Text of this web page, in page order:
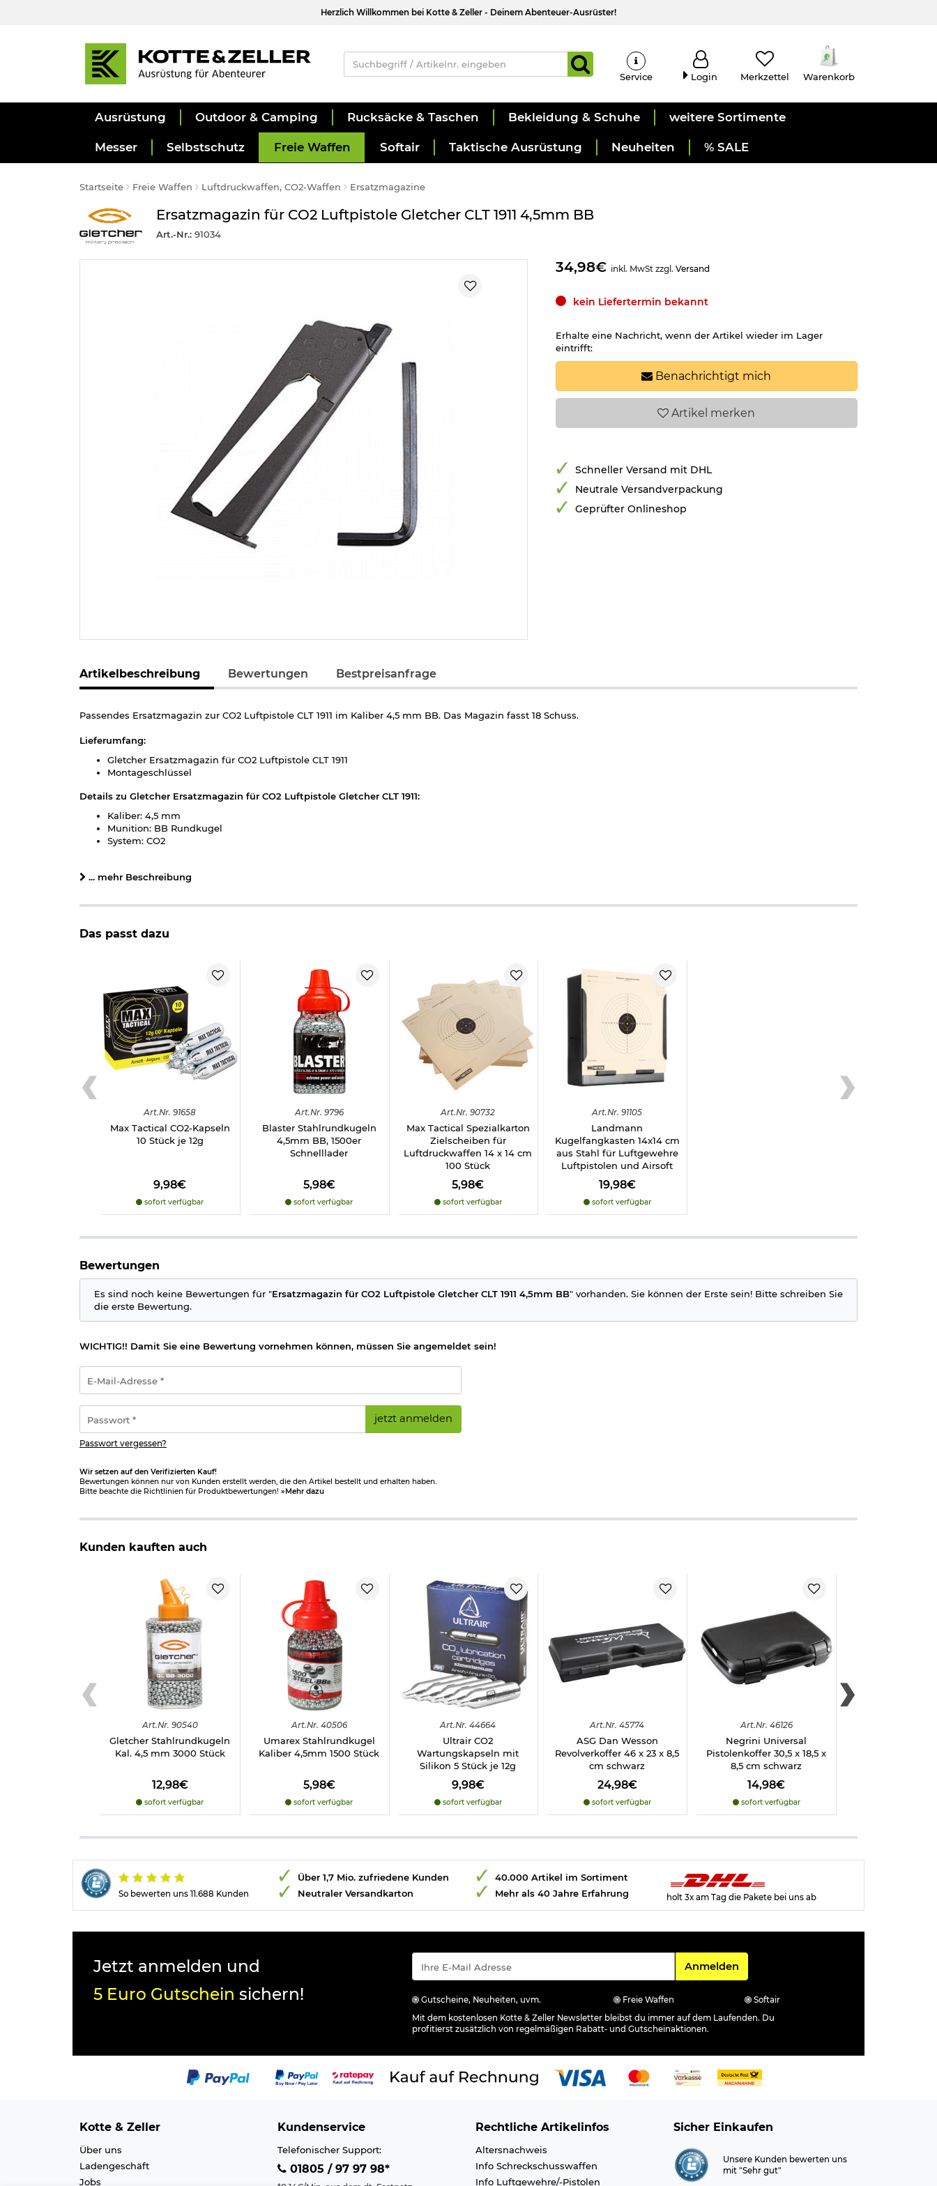
Herzlich Willkommen bei Kotte & Zeller - Deinem Abenteuer-Ausrüster!
Service Login Merkzettel Warenkorb
Ausrüstung Outdoor & Camping Rucksäcke & Taschen Bekleidung & Schuhe weitere Sortimente
Messer Selbstschutz Freie Waffen Softair Taktische Ausrüstung Neuheiten % SALE
Startseite Freie Waffen Luftdruckwaffen, CO2-Waffen Ersatzmagazine
Ersatzmagazin für CO2 Luftpistole Gletcher CLT 1911 4,5mm BB
Art.-Nr.: 91034
34,98€ inkl. MwSt zzgl. Versand
kein Liefertermin bekannt
Erhalte eine Nachricht, wenn der Artikel wieder im Lager
eintrifft:
Benachrichtigt mich
Artikel merken
Schneller Versand mit DHL
Neutrale Versandverpackung
Geprüfter Onlineshop
Artikelbeschreibung Bewertungen Bestpreisanfrage
Passendes Ersatzmagazin zur CO2 Luftpistole CLT 1911 im Kaliber 4,5 mm BB. Das Magazin fasst 18 Schuss.
Lieferumfang:
Gletcher Ersatzmagazin für CO2 Luftpistole CLT 1911
Montageschlüssel
Details zu Gletcher Ersatzmagazin für CO2 Luftpistole Gletcher CLT 1911:
Kaliber: 4,5 mm
Munition: BB Rundkugel
System: CO2
Marke: Gletcher
Verantwortliche Person für die EU
... mehr Beschreibung
Das passt dazu
Art.Nr. 91658
Max Tactical CO2-Kapseln
10 Stück je 12g
9,98€
sofort verfügbar
Art.Nr. 9796
Blaster Stahlrundkugeln
4,5mm BB, 1500er
Schnelllader
5,98€
sofort verfügbar
Art.Nr. 90732
Max Tactical Spezialkarton
Zielscheiben für
Luftdruckwaffen 14 x 14 cm
100 Stück
5,98€
sofort verfügbar
Art.Nr. 91105
Landmann
Kugelfangkasten 14x14 cm
aus Stahl für Luftgewehre
Luftpistolen und Airsoft
19,98€
sofort verfügbar
Bewertungen
Es sind noch keine Bewertungen für "Ersatzmagazin für CO2 Luftpistole Gletcher CLT 1911 4,5mm BB" vorhanden. Sie können der Erste sein! Bitte schreiben Sie
die erste Bewertung.
WICHTIG!! Damit Sie eine Bewertung vornehmen können, müssen Sie angemeldet sein!
Mail-
Adresse
*
jetzt anmelden
Passwort vergessen?
Wir setzen auf den Verifizierten Kauf!
Bewertungen können nur von Kunden erstellt werden, die den Artikel bestellt und erhalten haben.
Bitte beachte die Richtlinien für Produktbewertungen! »Mehr dazu
Kunden kauften auch
Art.Nr. 90540
Gletcher Stahlrundkugeln
Kal. 4,5 mm 3000 Stück
12,98€
sofort verfügbar
Art.Nr. 40506
Umarex Stahlrundkugel
Kaliber 4,5mm 1500 Stück
5,98€
sofort verfügbar
Art.Nr. 44664
Ultrair CO2
Wartungskapseln mit
Silikon 5 Stück je 12g
9,98€
sofort verfügbar
Art.Nr. 45774
ASG Dan Wesson
Revolverkoffer 46 x 23 x 8,5
cm schwarz
24,98€
sofort verfügbar
Art.Nr. 46126
Negrini Universal
Pistolenkoffer 30,5 x 18,5 x
8,5 cm schwarz
14,98€
sofort verfügbar
So bewerten uns 11.688 Kunden
Über 1,7 Mio. zufriedene Kunden
Neutraler Versandkarton
40.000 Artikel im Sortiment
Mehr als 40 Jahre Erfahrung
holt 3x am Tag die Pakete bei uns ab
Jetzt anmelden und
5 Euro Gutschein sichern!
Für den Newsletter
Anmelden
Gutscheine, Neuheiten, uvm. Freie Waffen
Softair
Mit dem kostenlosen Kotte & Zeller Newsletter bleibst du immer auf dem Laufenden. Du
profitierst zusätzlich von regelmäßigen Rabatt- und Gutscheinaktionen.
Kotte & Zeller
Über uns
Ladengeschäft
Jobs
Kundenservice
Telefonischer Support:
01805 / 97 97 98*
Rechtliche Artikelinfos
Altersnachweis
Info Schreckschusswaffen
Info Luftgewehre/-Pistolen
Sicher Einkaufen
Unsere Kunden bewerten uns
mit "Sehr gut"